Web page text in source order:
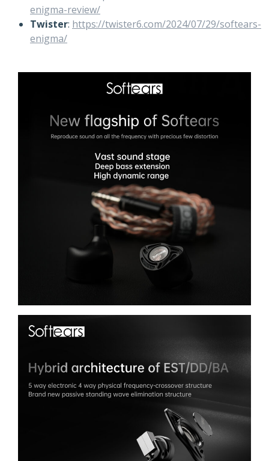
enigma-review/
Twister: https://twister6.com/2024/07/29/softears-
enigma/